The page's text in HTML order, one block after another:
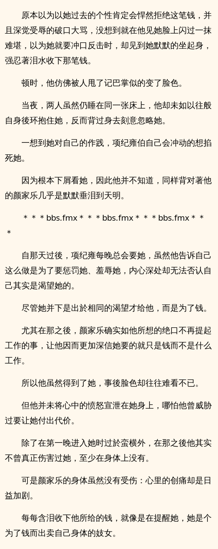
原本以为以她过去的个性肯定会悍然拒绝这笔钱，并
且深觉受辱的破口大骂，没想到就在他见她脸上闪过一抹
难堪，以为她就要冲口反击时，却见到她默默的坐起身，
强忍著泪水收下那笔钱。
顿时，他仿佛被人甩了记巴掌似的变了脸色。
当夜，两人虽然仍睡在同一张床上，他却未如以往般
自身後环抱住她，反而背过身去刻意忽略她。
一想到她对自己的作践，项纪雍伯自己会冲动的想掐
死她。
因为根本下屑看她，因此他并不知道，同样背对著他
的颜家乐几乎是默默垂泪到天明。
＊＊＊bbs.fmx＊＊＊bbs.fmx＊＊＊bbs.fmx＊＊
＊
自那天过後，项纪雍每晚总会要她，虽然他告诉自己
这么做是为了要惩罚她、羞辱她，内心深处却无法否认自
己其实是渴望她的。
尽管她并下是出於相同的渴望才给他，而是为了钱。
尤其在那之後，颜家乐确实如他所想的绝口不再提起
工作的事，让他因而更加深信她要的就只是钱而不是什么
工作。
所以他虽然得到了她，事後脸色却往往难看不已。
但他并未将心中的愤怒宣泄在她身上，哪怕他曾威胁
过要让她付出代价。
除了在第一晚进入她时过於蛮横外，在那之後他其实
不曾真正伤害过她，至少在身体上没有。
可是颜家乐的身体虽然没有受伤：心里的创痛却是日
益加剧。
每每含泪收下他所给的钱，就像是在提醒她，她是个
为了钱而出卖自己身体的‎‍妓‌​女‎‌。